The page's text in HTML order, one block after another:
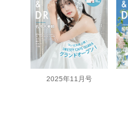
2025年11月号